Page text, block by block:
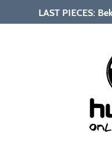
LAST PIECES: